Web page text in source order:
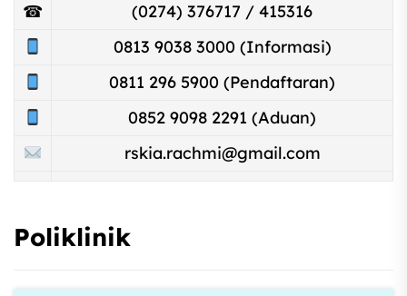
☎
(0274) 376717 / 415316
0813 9038 3000 (Informasi)
0811 296 5900 (Pendaftaran)
0852 9098 2291 (Aduan)
rskia.rachmi@gmail.com
Poliklinik